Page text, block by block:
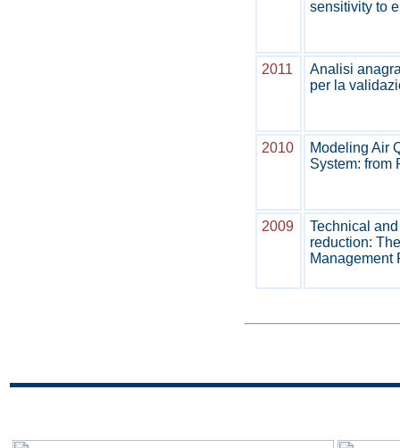
sensitivity to
2011
Analisi
per la
2010
Modeling Air
System: from
2009
Technical
reduction:
Management